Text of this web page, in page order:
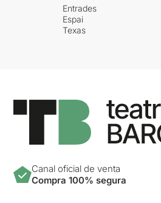
Entrades
Espai
Texas
Canal oficial de venta
Compra 100% segura